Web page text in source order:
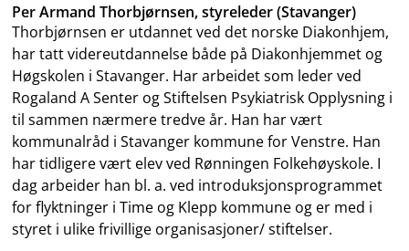
Per Armand Thorbjørnsen, styreleder (Stavanger)
Thorbjørnsen er utdannet ved det norske Diakonhjem,
har tatt videreutdannelse både på Diakonhjemmet og
Høgskolen i Stavanger. Har arbeidet som leder ved
Rogaland A Senter og Stiftelsen Psykiatrisk Opplysning i
til sammen nærmere tredve år. Han har vært
kommunalråd i Stavanger kommune for Venstre. Han
har tidligere vært elev ved Rønningen Folkehøyskole. I
dag arbeider han bl. a. ved introduksjonsprogrammet
for flyktninger i Time og Klepp kommune og er med i
styret i ulike frivillige organisasjoner/ stiftelser.